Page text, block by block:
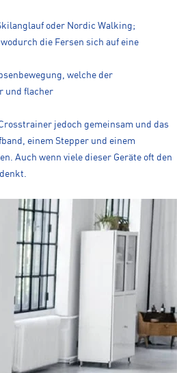
oder Nordic Walking;
die Fersen sich auf eine
welche der
und flacher
jedoch gemeinsam und das
einem Stepper und einem
Auch wenn viele dieser Geräte oft den